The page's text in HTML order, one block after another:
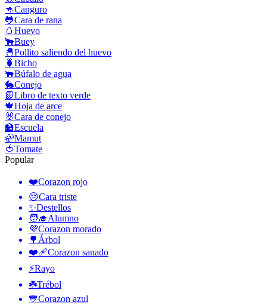
🦘Canguro
🐸Cara de rana
🥚 Huevo
🐂Buey
🐣Pollito saliendo del huevo
🐛 Bicho
🐃Búfalo de agua
🐇Conejo
📗Libro de texto verde
🍁Hoja de arce
🐰Cara de conejo
🏫Escuela
🦣Mamut
🍅Tomate
Popular
❤️Corazon rojo
😔Cara triste
✨Destellos
🧑‍🎓Alumno
💜Corazon morado
🌳 Árbol
❤️‍🩹Corazon sanado
⚡Rayo
☘️Trébol
💙Corazon azul